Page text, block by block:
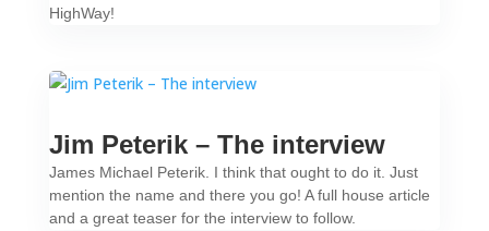
HighWay!
Jim Peterik – The interview
James Michael Peterik. I think that ought to do it. Just
mention the name and there you go! A full house article
and a great teaser for the interview to follow.